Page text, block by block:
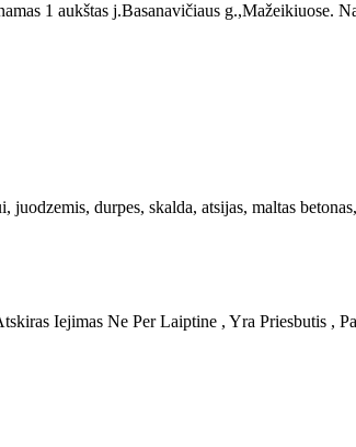
1 aukštas j.Basanavičiaus g.,Mažeikiuose.
durpes, skalda, atsijas, maltas
Iejimas Ne Per Laiptine , Yra Priesbutis ,